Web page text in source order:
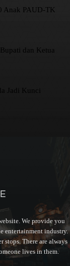
Anak PAUD-TK
dan Ketua
Jadi Kunci
We provide you
entertainment industry.
stops. There are always
lives in them.